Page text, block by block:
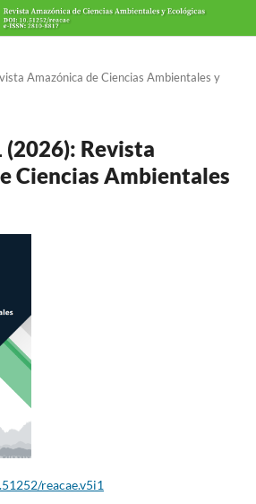
Amazónica de Ciencias Ambientales y
(2026): Revista
Ciencias Ambientales
reacae.v5i1